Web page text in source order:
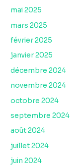
mai 2025
mars 2025
février 2025
janvier 2025
décembre 2024
novembre 2024
octobre 2024
septembre 2024
août 2024
juillet 2024
juin 2024